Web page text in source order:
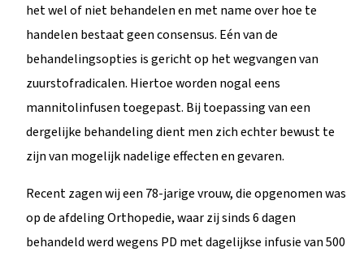
het wel of niet behandelen en met name over hoe te
handelen bestaat geen consensus. Eén van de
behandelingsopties is gericht op het wegvangen van
zuurstofradicalen. Hiertoe worden nogal eens
mannitolinfusen toegepast. Bij toepassing van een
dergelijke behandeling dient men zich echter bewust te
zijn van mogelijk nadelige effecten en gevaren.
Recent zagen wij een 78-jarige vrouw, die opgenomen was
op de afdeling Orthopedie, waar zij sinds 6 dagen
behandeld werd wegens PD met dagelijkse infusie van 500